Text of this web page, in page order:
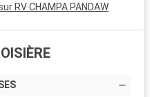
RV CHAMPA PANDAW